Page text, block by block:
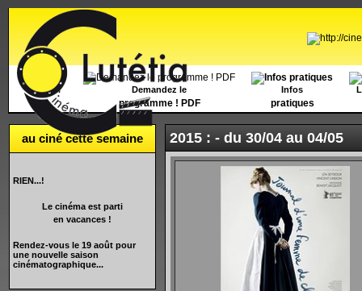
Accueil Demandez le
programme ! PDF
Infos
pratiques
au ciné cette semaine
RIEN...!
Le cinéma est parti
en vacances !
Rendez-vous le 19 août pour
une nouvelle saison
cinématographique...
2015 : - du 30/04 au 04/05